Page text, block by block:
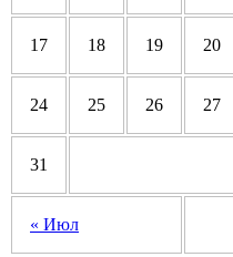
« Июл
17 18 19 20
24 25 26 27
31